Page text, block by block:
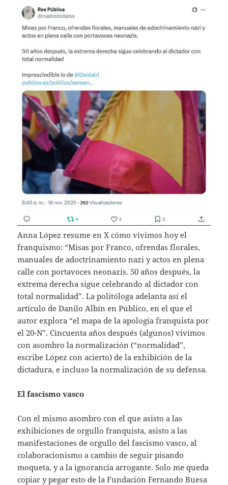
Anna López resume en X cómo vivimos hoy el
franquismo: “Misas por Franco, ofrendas florales,
manuales de adoctrinamiento nazi y actos en plena
calle con portavoces neonazis. 50 años después, la
extrema derecha sigue celebrando al dictador con
total normalidad”. La politóloga adelanta así el
artículo de Danilo Albín en Público, en el que el
autor explora “el mapa de la apología franquista por
el 20-N”. Cincuenta años después (algunos) vivimos
con asombro la normalización (“normalidad”,
escribe López con acierto) de la exhibición de la
dictadura, e incluso la normalización de su defensa.
El fascismo vasco
Con el mismo asombro con el que asisto a las
exhibiciones de orgullo franquista, asisto a las
manifestaciones de orgullo del fascismo vasco, al
colaboracionismo a cambio de seguir pisando
moqueta, y a la ignorancia arrogante. Solo me queda
copiar y pegar esto de la Fundación Fernando Buesa